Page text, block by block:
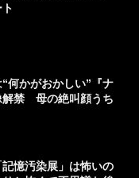
何かがおかしい”『ナ
解禁 母の絶叫顔うち
記憶汚染展」は怖いの